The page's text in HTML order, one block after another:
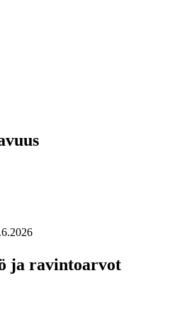
ja ravintoarvot